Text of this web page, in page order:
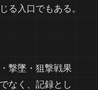
る入口でもある。
撃墜・狙撃戦果
なく、記録とし